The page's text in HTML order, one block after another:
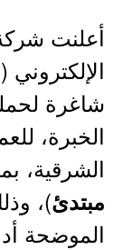
أعلنت
شاغرة
الخبرة،
الشرقية،
مبتدئ)،
الموضحة